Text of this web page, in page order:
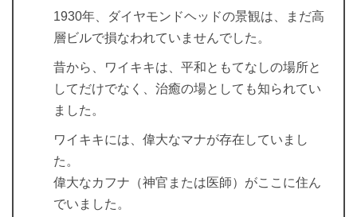
1930年、ダイヤモンドヘッドの景観は、まだ高
層ビルで損なわれていませんでした。
昔から、ワイキキは、平和ともてなしの場所と
してだけでなく、治癒の場としても知られてい
ました。
ワイキキには、偉大なマナが存在していまし
た。
偉大なカフナ（神官または医師）がここに住ん
でいました。